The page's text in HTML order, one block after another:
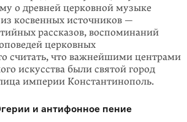
о древней церковной музыке
косвен­ных источников —
рассказов, воспоминаний
церковных
считать, что важнейшими центрами
искусства были святой город
империи Константинополь.
и антифонное пение